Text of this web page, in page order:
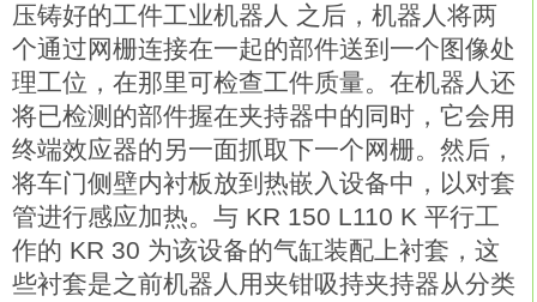
压铸好的工件工业机器人 之后，机器人将两
个通过网栅连接在一起的部件送到一个图像处
理工位，在那里可检查工件质量。在机器人还
将已检测的部件握在夹持器中的同时，它会用
终端效应器的另一面抓取下一个网栅。然后，
将车门侧壁内衬板放到热嵌入设备中，以对套
管进行感应加热。与 KR 150 L110 K 平行工
作的 KR 30 为该设备的气缸装配上衬套，这
些衬套是之前机器人用夹钳吸持夹持器从分类